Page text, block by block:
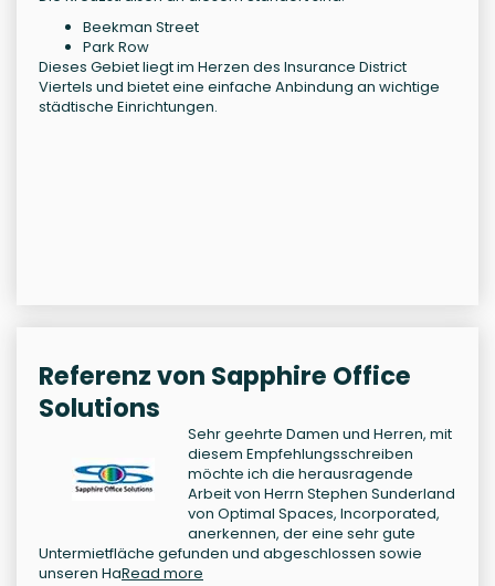
Beekman Street
Park Row
Dieses Gebiet liegt im Herzen des Insurance District
Viertels und bietet eine einfache Anbindung an wichtige
städtische Einrichtungen.
Referenz von Sapphire Office
Solutions
Sehr geehrte Damen und Herren, mit
diesem Empfehlungsschreiben
möchte ich die herausragende
Arbeit von Herrn Stephen Sunderland
von Optimal Spaces, Incorporated,
anerkennen, der eine sehr gute
Untermietfläche gefunden und abgeschlossen sowie
unseren HaRead more